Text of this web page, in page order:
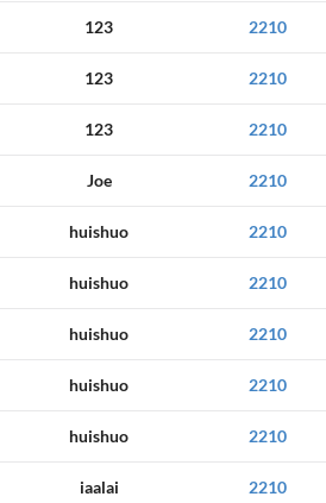
123 2210
123 2210
123 2210
Joe 2210
huishuo 2210
huishuo 2210
huishuo 2210
huishuo 2210
huishuo 2210
iaalai 2210